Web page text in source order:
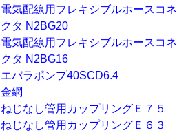
電気配線用フレキシブルホースコネ
クタ N2BG20
電気配線用フレキシブルホースコネ
クタ N2BG16
エバラポンプ40SCD6.4
金網
ねじなし管用カップリングＥ７５
ねじなし管用カップリングＥ６３